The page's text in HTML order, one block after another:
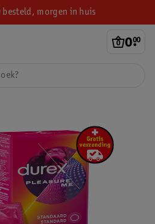
besteld, morgen in huis
0.
00